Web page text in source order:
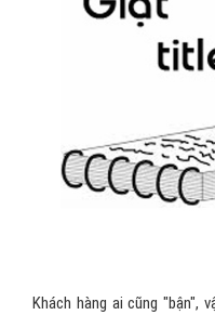
Khách hàng ai cũng "bận",